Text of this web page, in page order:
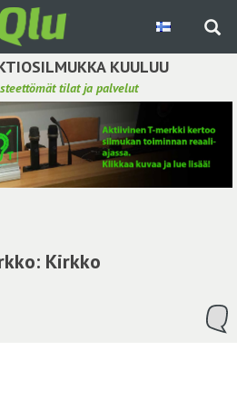
KUULUU
tilat ja palvelut
kuulemiskokemukseen
Kirkko